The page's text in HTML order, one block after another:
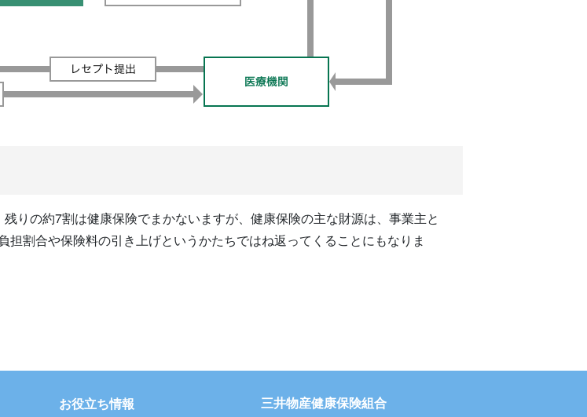
りの約7割は健康保険でまかないますが、健康保険の主な財源は、事業主と
割合や保険料の引き上げというかたちではね返ってくることにもなりま
お役立ち情報 三井物産健康保険組合